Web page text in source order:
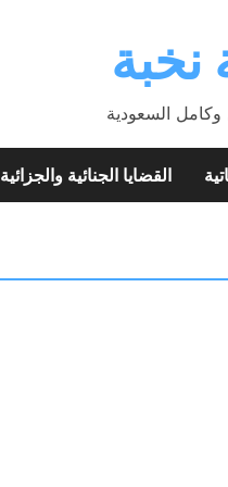
السعودية
القضايا الجنائية والجزائية